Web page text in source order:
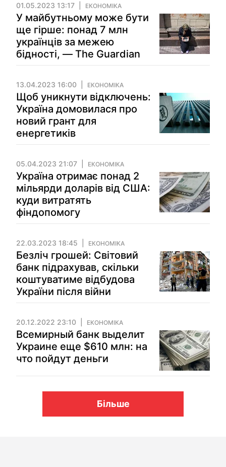
01.05.2023 13:17 ЕКОНОМІКА
У майбутньому може бути
ще гірше: понад 7 млн
українців за межею
бідності, — The Guardian
13.04.2023 16:00 ЕКОНОМІКА
Щоб уникнути відключень:
Україна домовилася про
новий грант для
енергетиків
05.04.2023 21:07 ЕКОНОМІКА
Україна отримає понад 2
мільярди доларів від США:
куди витратять
фіндопомогу
22.03.2023 18:45 ЕКОНОМІКА
Безліч грошей: Світовий
банк підрахував, скільки
коштуватиме відбудова
України після війни
20.12.2022 23:10 ЕКОНОМІКА
Всемирный банк выделит
Украине еще $610 млн: на
что пойдут деньги
Більше